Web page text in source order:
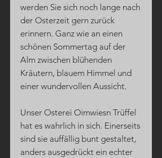
werden Sie sich noch lange nach
der Osterzeit gern zurück
erinnern. Ganz wie an einen
schönen Sommertag auf der
Alm zwischen blühenden
Kräutern, blauem Himmel und
einer wundervollen Aussicht.
Unser Osterei Oimwiesn Trüffel
hat es wahrlich in sich. Einerseits
sind sie auffällig bunt gestaltet,
anders ausgedrückt ein echter